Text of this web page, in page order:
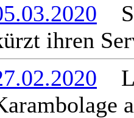
ihren